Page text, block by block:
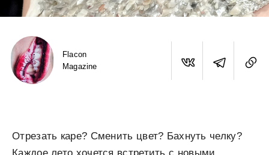
Flacon
Magazine
Отрезать каре? Сменить цвет? Бахнуть челку?